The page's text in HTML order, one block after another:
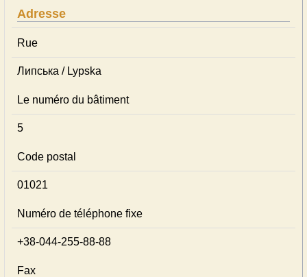
Adresse
Rue
Липська / Lypska
Le numéro du bâtiment
5
Code postal
01021
Numéro de téléphone fixe
+38-044-255-88-88
Fax